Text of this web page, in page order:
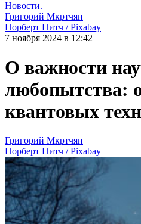
Новости.
Григорий Мкртчян
Норберт Питч / Pixabay
7 ноября 2024 в 12:42
О важности
любопытства:
квантовых
Григорий Мкртчян
Норберт Питч / Pixabay